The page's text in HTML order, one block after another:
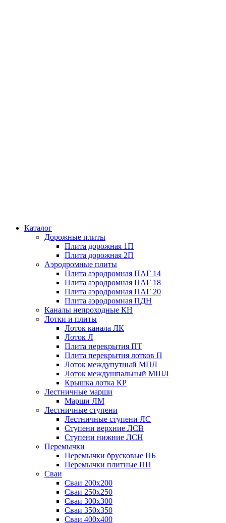
Каталог
Дорожные плиты
Плита дорожная 1П
Плита дорожная 2П
Аэродромные плиты
Плита аэродромная ПАГ 14
Плита аэродромная ПАГ 18
Плита аэродромная ПАГ 20
Плита аэродромная ПДН
Каналы непроходные КН
Лотки и плиты
Лоток канала ЛК
Лоток Л
Плита перекрытия ПТ
Плита перекрытия лотков П
Лоток междупутный МПЛ
Лоток междушпальный МШЛ
Крышка лотка КР
Лестничные марши
Марши ЛМ
Лестничные ступени
Лестничные ступени ЛС
Ступени верхние ЛСВ
Ступени нижние ЛСН
Перемычки
Перемычки брусковые ПБ
Перемычки плитные ПП
Сваи
Сваи 200х200
Сваи 250х250
Сваи 300х300
Сваи 350х350
Сваи 400х400